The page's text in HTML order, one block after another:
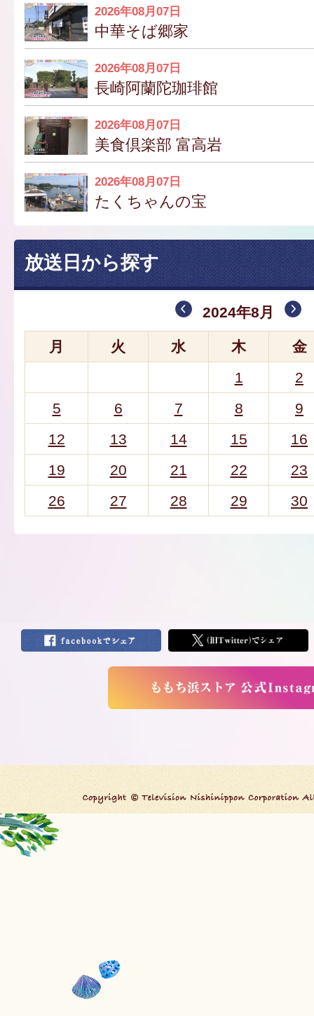
2026年08月07日
中華そば郷家
2026年08月07日
長崎阿蘭陀珈琲館
2026年08月07日
美食倶楽部 富高岩
2026年08月07日
たくちゃんの宝
放送日から探す
2024年8月
月 火 水 木
金
1
2
5
6 7 8
9
12
13 14 15
16
19
20 21 22
23
26
27 28 29 30